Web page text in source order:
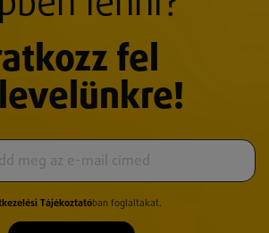
fel
Tájékoztatóban foglaltakat.